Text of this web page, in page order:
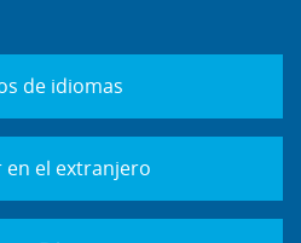
de idiomas
en el extranjero